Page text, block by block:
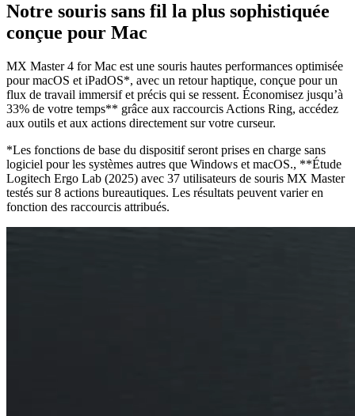
Notre souris sans fil la plus sophistiquée
conçue pour Mac
MX Master 4 for Mac est une souris hautes performances optimisée
pour macOS et iPadOS*, avec un retour haptique, conçue pour un
flux de travail immersif et précis qui se ressent. Économisez jusqu’à
33% de votre temps** grâce aux raccourcis Actions Ring, accédez
aux outils et aux actions directement sur votre curseur.
*Les fonctions de base du dispositif seront prises en charge sans
logiciel pour les systèmes autres que Windows et macOS., **Étude
Logitech Ergo Lab (2025) avec 37 utilisateurs de souris MX Master
testés sur 8 actions bureautiques. Les résultats peuvent varier en
fonction des raccourcis attribués.